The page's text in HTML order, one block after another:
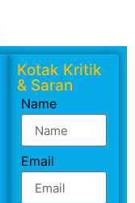
Kotak Kritik
& Saran
Name
Email